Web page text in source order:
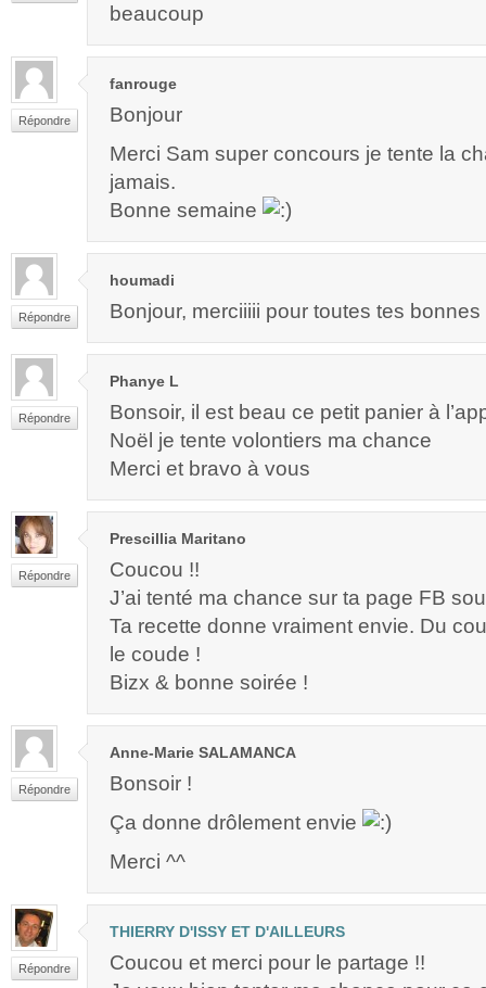
beaucoup
Répondre
fanrouge
Bonjour
Merci Sam super concours je tente la
jamais.
Bonne semaine
Répondre
houmadi
Bonjour, merciiiii pour toutes tes
Répondre
Phanye L
Bonsoir, il est beau ce petit panier à
Noël je tente volontiers ma chance
Merci et bravo à vous
Répondre
Prescillia Maritano
Coucou !!
J’ai tenté ma chance sur ta page FB
Ta recette donne vraiment envie. Du
le coude !
Bizx & bonne soirée !
Répondre
Anne-Marie SALAMANCA
Bonsoir !
Ça donne drôlement envie
Merci ^^
Répondre
THIERRY D'ISSY ET D'AILLEURS
Coucou et merci pour le partage !!